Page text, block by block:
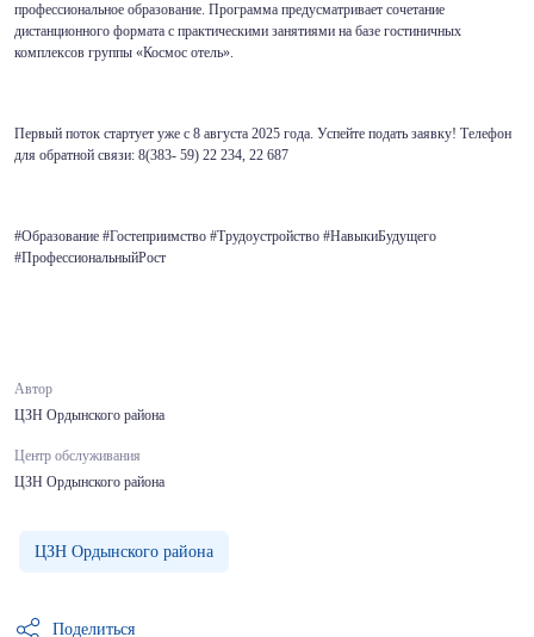
профессиональное образование. Программа предусматривает сочетание
дистанционного формата с практическими занятиями на базе гостиничных
комплексов группы «Космос отель».
Первый поток стартует уже с 8 августа 2025 года. Успейте подать заявку! Телефон
для обратной связи: 8(383- 59) 22 234, 22 687
#Образование #Гостеприимство #Трудоустройство #НавыкиБудущего
#ПрофессиональныйРост
Автор
ЦЗН Ордынского района
Центр обслуживания
ЦЗН Ордынского района
ЦЗН Ордынского района
Поделиться